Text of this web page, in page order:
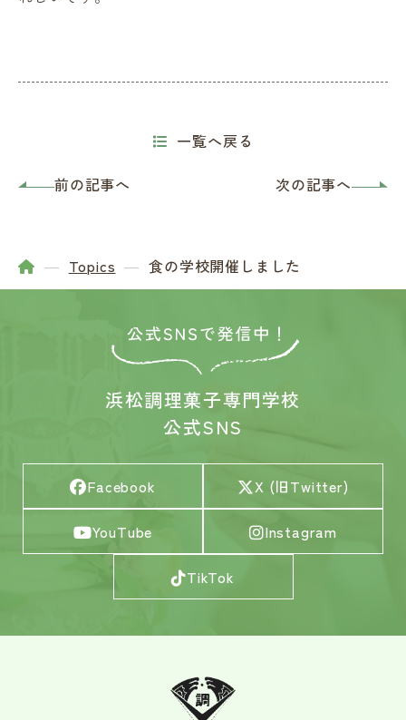
前の記事へ
一覧へ戻る
次の記事へ
Topics 食の学校開催しました
浜松調理菓子専門学校
公式SNS
Facebook X (旧Twitter)
YouTube Instagram
TikTok